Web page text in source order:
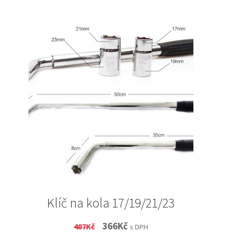
Klíč na kola 17/19/21/23
487Kč
Original
366KčCurrent
s DPH